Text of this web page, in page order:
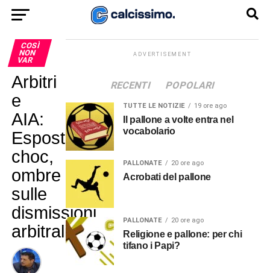
COSÌ
NON
VAR
Arbitri
e
AIA:
Esposto
choc,
ombre
sulle
dismissioni
arbitrali
ADVERTISEMENT
RECENTI POPOLARI
TUTTE LE NOTIZIE 19 ore ago
Il pallone a volte entra nel
vocabolario
PALLONATE 20 ore ago
Acrobati del pallone
PALLONATE 20 ore ago
Religione e pallone: per chi
tifano i Papi?